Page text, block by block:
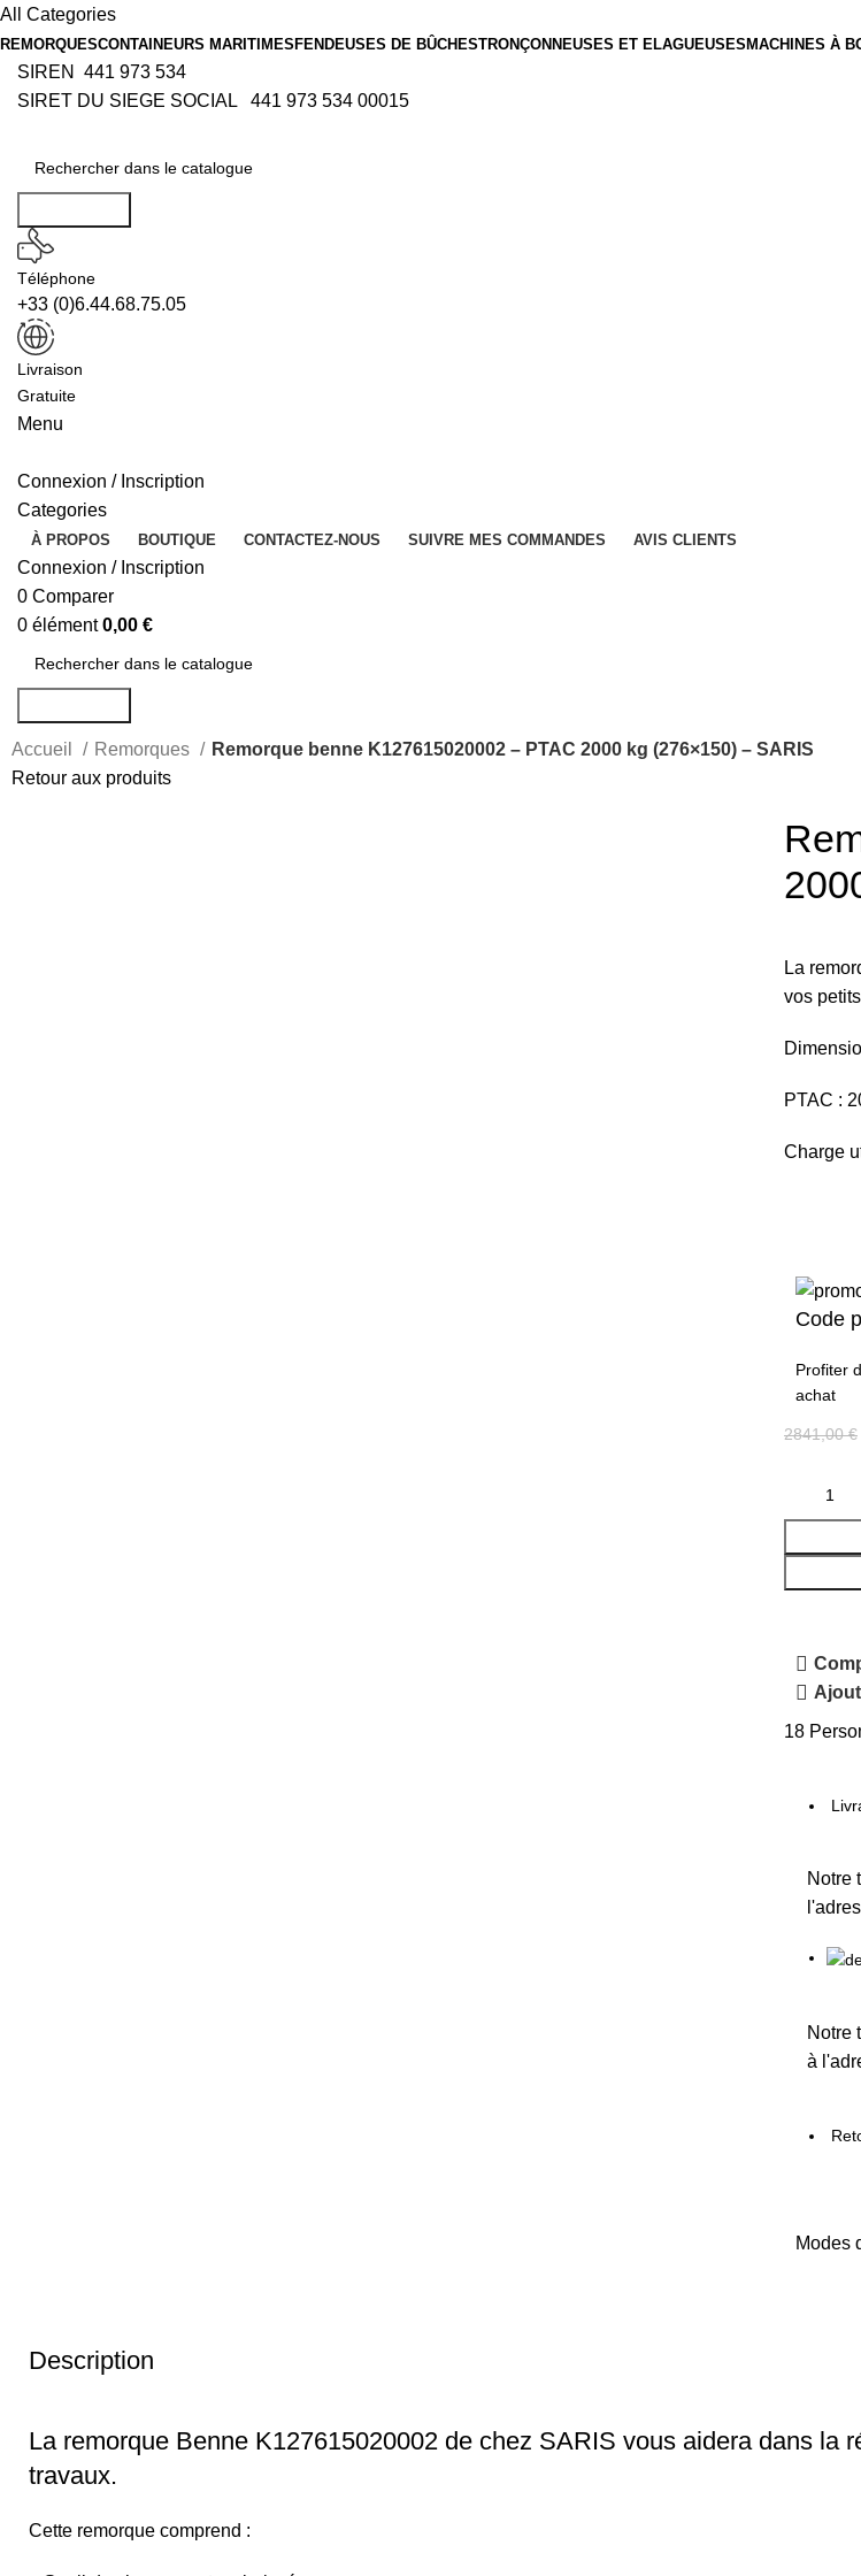
All Categories
REMORQUESCONTAINEURS MARITIMES FENDEUSES DE BÛCHESTRONÇONNEUSES ET ELAGUEUSES MACHINES À
SIREN 441 973 534
SIRET DU SIEGE SOCIAL 441 973 534 00015
Téléphone
+33 (0)6.44.68.75.05
Livraison
Gratuite
Menu
Connexion / Inscription
Categories
À PROPOS BOUTIQUE CONTACTEZ-NOUS SUIVRE MES COMMANDES AVIS CLIENTS
Connexion / Inscription
0 Comparer
0 élément 0,00 €
Accueil Remorques
Remorque benne K127615020002 – PTAC 2000 kg (276×150) – SARIS
Retour aux produits
La
vos
PTAC :
Charge
Code
Profiter
achat
2841,00€
18
Notre
Notre
à
Modes
Description
La remorque Benne K127615020002 de chez SARIS vous aidera dans la
travaux.
Cette remorque comprend :